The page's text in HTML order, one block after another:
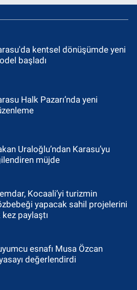
kentsel dönüşümde yeni
başladı
Halk Pazarı’nda yeni
Uraloğlu’ndan Karasu’yu
müjde
Kocaali’yi turizmin
yapacak sahil projelerini
kez paylaştı
esnafı Musa Özcan
değerlendirdi